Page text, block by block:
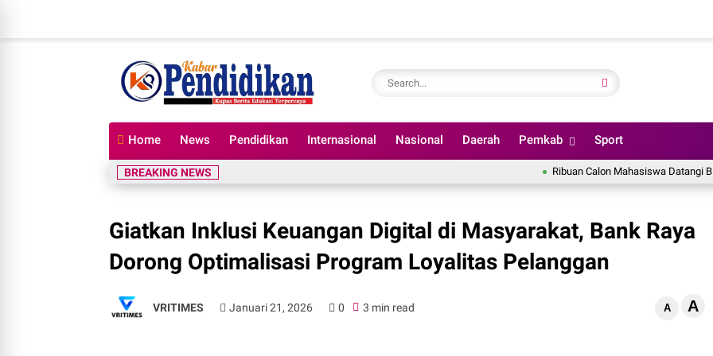
Home News Pendidikan Internasional Nasional Daerah Pemkab Sport
BREAKING NEWS Ribuan Calon Mahasiswa Datangi BINUS
Giatkan Inklusi Keuangan Digital di Masyarakat, Bank Raya
Dorong Optimalisasi Program Loyalitas Pelanggan
VRITIMES Januari 21, 2026 0 3 min read A A